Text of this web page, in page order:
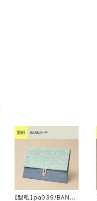
【型紙】pa039/BANK